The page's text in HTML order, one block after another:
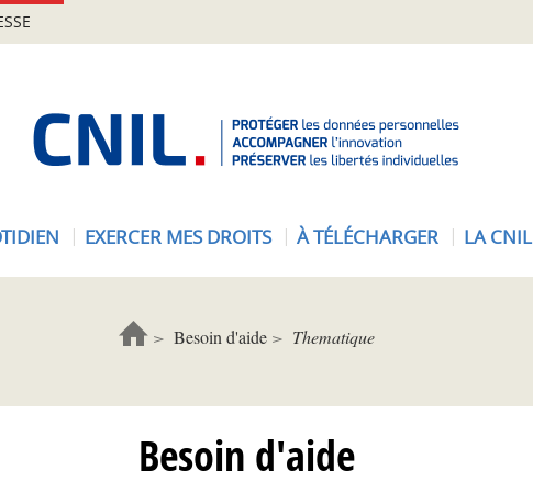
EXERCER MES DROITS À TÉLÉCHARGER LA CNIL
Besoin d'aide Thematique
Besoin d'aide